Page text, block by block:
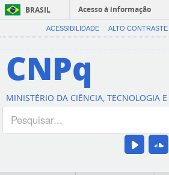
BRASIL
Acesso à informação
ACESSIBILIDADE ALTO CONTRASTE
CNPq
MINISTÉRIO DA CIÊNCIA, TECNOLOGIA